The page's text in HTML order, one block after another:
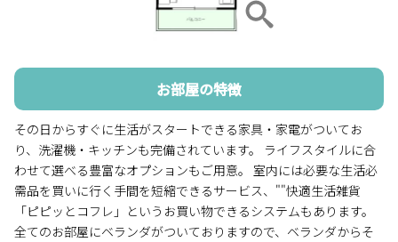
お部屋の特徴
その日からすぐに生活がスタートできる家具・家電がついてお
り、洗濯機・キッチンも完備されています。 ライフスタイルに合
わせて選べる豊富なオプションもご用意。 室内には必要な生活必
需品を買いに行く手間を短縮できるサービス、""快適生活雑貨
「ピピッとコフレ」というお買い物できるシステムもあります。
全てのお部屋にベランダがついておりますので、ベランダからそ